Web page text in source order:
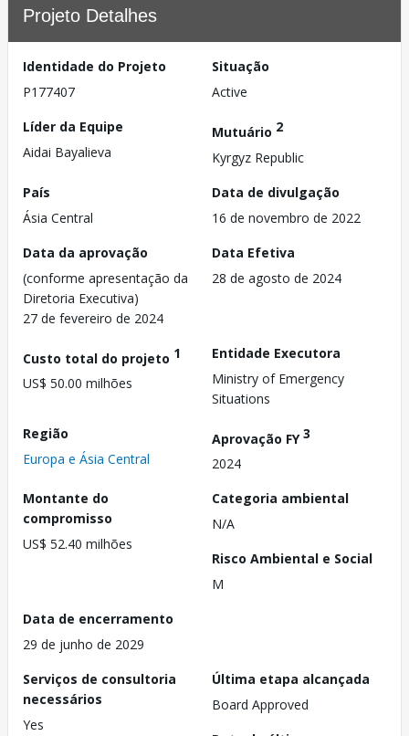
Projeto Detalhes
Identidade do Projeto
P177407
Situação
Active
Líder da Equipe
Aidai Bayalieva
Mutuário 2
Kyrgyz Republic
País
Ásia Central
Data de divulgação
16 de novembro de 2022
Data da aprovação
(conforme apresentação da
Diretoria Executiva)
27 de fevereiro de 2024
Data Efetiva
28 de agosto de 2024
Custo total do projeto 1
US$ 50.00 milhões
Entidade Executora
Ministry of Emergency
Situations
Região
Europa e Ásia Central
Aprovação FY3
2024
Montante do
compromisso
US$ 52.40 milhões
Categoria ambiental
N/A
Risco Ambiental e Social
M
Data de encerramento
29 de junho de 2029
Serviços de consultoria
necessários
Yes
Última etapa alcançada
Board Approved